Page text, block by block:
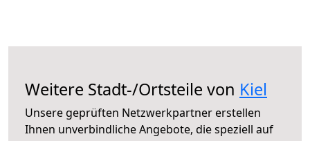
Weitere Stadt-/Ortsteile von Kiel
Unsere geprüften Netzwerkpartner erstellen
Ihnen unverbindliche Angebote, die speziell auf